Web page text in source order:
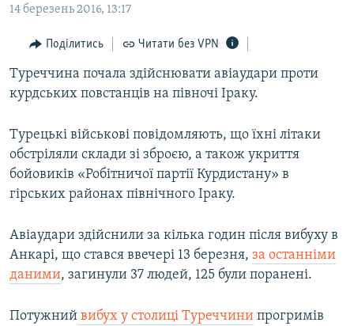
до
навігації
Перейти
до
ПОЛІТИКА
БЛОГИ
ПОГЛЯД
ІНТЕРВ'Ю
ВСЕ ЗА ДЕНЬ
СПЕЦПРОЕКТИ
СВІДЧЕННЯ ОКУПАЦІЇ
УКРАЇНСЬКА ПРОБЛЕМА КРИМУ
ЯК ОБІЙТИ БЛОКУВАННЯ
Русский
Qırımtatar
14 березень 2016, 13:17
Поділитись Читати без VPN
Туреччина почала здійснювати авіаудари проти
курдських повстанців на півночі Іраку.
Турецькі військові повідомляють, що їхні літаки
обстріляли склади зі зброєю, а також укриття
бойовиків «Робітничої партії Курдистану» в
гірських районах північного Іраку.
Авіаудари здійснили за кілька годин після вибуху в
Анкарі, що стався ввечері 13 березня, за останніми
даними, загинули 37 людей, 125 були поранені.
Потужний вибух у столиці Туреччини прогримів